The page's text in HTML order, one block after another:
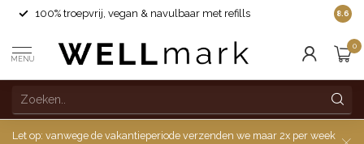
100% troepvrij, vegan & navulbaar met refills 8.6
MENU
0
Let op: vanwege de vakantieperiode verzenden we maar 2x per week